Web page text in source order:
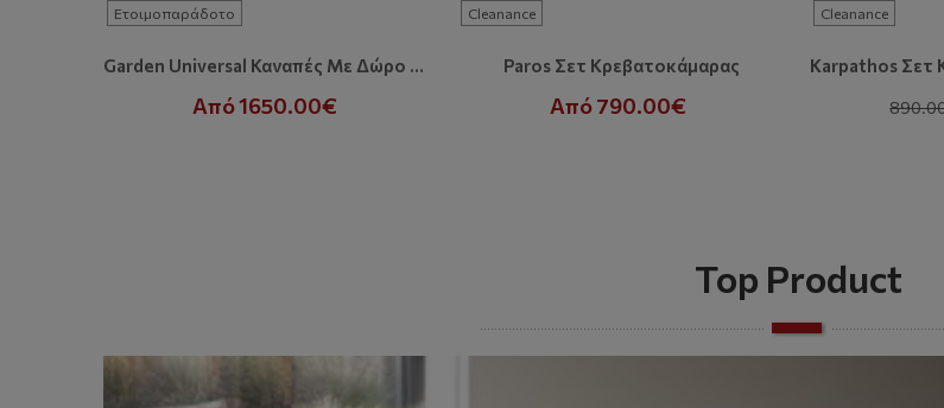
Ετοιμοπαράδοτο
Garden Universal Καναπές Με Δώρο Σκαμπό
Από 1650.00€
Cleanance
Paros Σετ Κρεβατοκάμαρας
Από 790.00€
Cleanance
Top Product